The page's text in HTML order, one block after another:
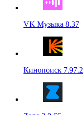
VK Музыка 8.37
Кинопоиск 7.97.2